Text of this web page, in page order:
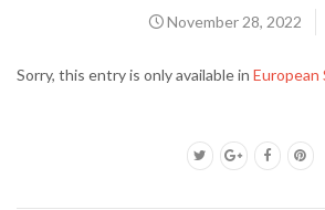
November 28, 2022
Sorry, this entry is only available in European